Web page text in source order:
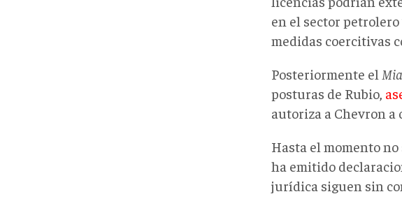
en el sector
medidas coercitivas
Posteriormente el
posturas de Rubio,
autoriza a Chevron a
Hasta el momento
ha emitido
jurídica siguen sin